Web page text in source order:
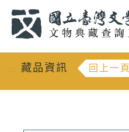
::: 藏品資訊 回上一頁